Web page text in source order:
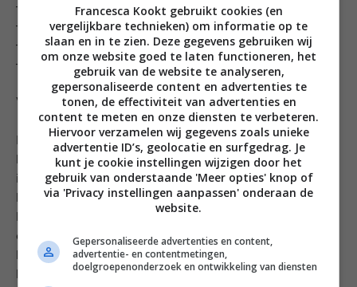
– handje verse oreganoblaadjes
– 1 el ragfijn gesneden peterselie
– frisgroene olijfolie
– granaatappelmelasse, Nadia & Merijn’s Souq
Wat je gaat doen
Leg de aubergine in de vlam van je gasfornuis en
blaker ‘m zwart aan alle kanten tot hij helemaal zacht
is, keer regelmatig met een tang. Je kunt dit ook in een
hete oven onder de grill doen. Laat de aubergine een
beetje afkoelen en pel met je handen de zwarte schil
eraf tot er bijna geen zwarte schil meer aan zit. Spreid
het aubergine vlees uit en hak grof. Verdeel over een
bord. Rasp de schil van een halve sinaasappel
Francesca Kookt gebruikt cookies (en
vergelijkbare technieken) om informatie op te
slaan en in te zien. Deze gegevens gebruiken wij
om onze website goed te laten functioneren, het
gebruik van de website te analyseren,
gepersonaliseerde content en advertenties te
tonen, de effectiviteit van advertenties en
content te meten en onze diensten te verbeteren.
Hiervoor verzamelen wij gegevens zoals unieke
advertentie ID’s, geolocatie en surfgedrag. Je
kunt je cookie instellingen wijzigen door het
gebruik van onderstaande 'Meer opties' knop of
via 'Privacy instellingen aanpassen' onderaan de
website.
Gepersonaliseerde advertenties en content,
advertentie- en contentmetingen,
doelgroepenonderzoek en ontwikkeling van diensten